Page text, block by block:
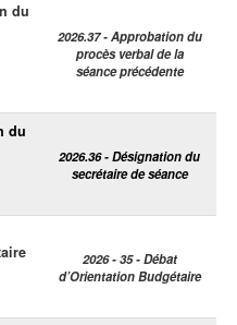
du
2026.37 - Approbation du
procès verbal de la
séance précédente
du
2026.36 - Désignation du
secrétaire de séance
2026 - 35 - Débat
d’Orientation Budgétaire